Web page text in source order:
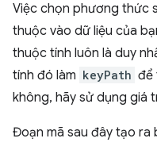
Việc chọn phương thức
thuộc vào dữ liệu của
thuộc tính luôn là duy
tính đó làm keyPath để
không, hãy sử dụng giá
Đoạn mã sau đây tạo